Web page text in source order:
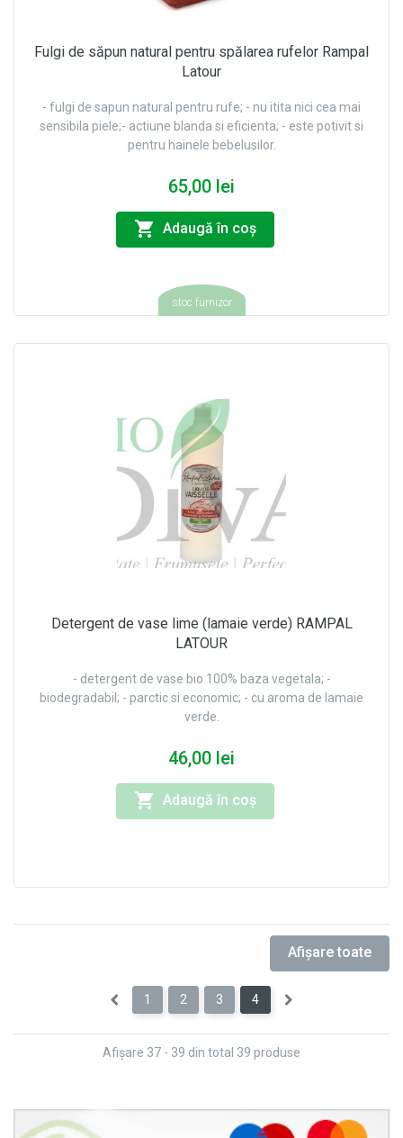
Fulgi de săpun natural pentru spălarea rufelor Rampal
Latour
- fulgi de sapun natural pentru rufe; - nu itita nici cea mai
sensibila piele;- actiune blanda si eficienta; - este potivit si
pentru hainele bebelusilor.
65,00 lei
Adaugă în coş
stoc furnizor
Detergent de vase lime (lamaie verde) RAMPAL
LATOUR
- detergent de vase bio 100% baza vegetala; -
biodegradabil; - parctic si economic; - cu aroma de lamaie
verde.
46,00 lei
Adaugă în coş
Afişare toate
1 2 3 4
Afişare 37 - 39 din total 39 produse